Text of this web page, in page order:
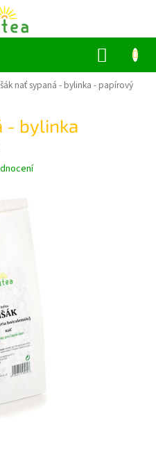
nať sypaná - bylinka - papírový
- bylinka